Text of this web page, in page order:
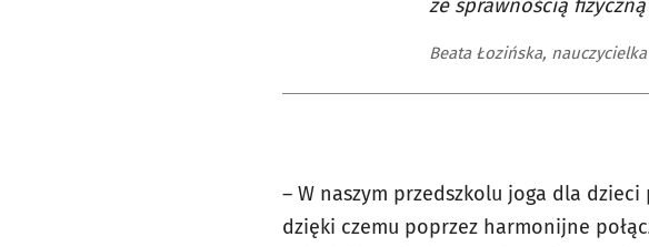
ze sprawnością
Beata Łozińska,
– W naszym przedszkolu joga dla
dzięki czemu poprzez harmonijne